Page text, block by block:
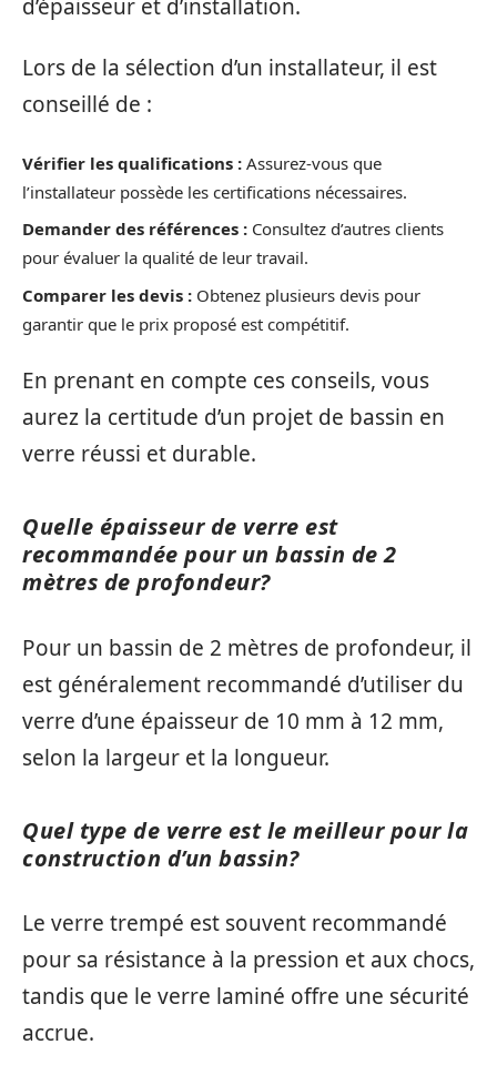
d’épaisseur et d’installation.
Lors de la sélection d’un installateur, il est
conseillé de :
Vérifier les qualifications : Assurez-vous que
l’installateur possède les certifications nécessaires.
Demander des références : Consultez d’autres clients
pour évaluer la qualité de leur travail.
Comparer les devis : Obtenez plusieurs devis pour
garantir que le prix proposé est compétitif.
En prenant en compte ces conseils, vous
aurez la certitude d’un projet de bassin en
verre réussi et durable.
Quelle épaisseur de verre est
recommandée pour un bassin de 2
mètres de profondeur?
Pour un bassin de 2 mètres de profondeur, il
est généralement recommandé d’utiliser du
verre d’une épaisseur de 10 mm à 12 mm,
selon la largeur et la longueur.
Quel type de verre est le meilleur pour la
construction d’un bassin?
Le verre trempé est souvent recommandé
pour sa résistance à la pression et aux chocs,
tandis que le verre laminé offre une sécurité
accrue.